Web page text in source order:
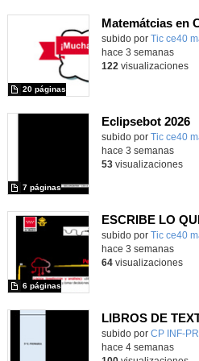
Matemátcias en
Contenido educativo.
subido por Tic ce40
20 páginas
hace 3 semanas
122 visualizaciones
Eclipsebot 2026
subido por Tic ce40
7 páginas
hace 3 semanas
53visualizaciones
subido por Tic ce40
6 páginas
hace 3 semanas
64visualizaciones
subido por CP INF-
hace 4 semanas